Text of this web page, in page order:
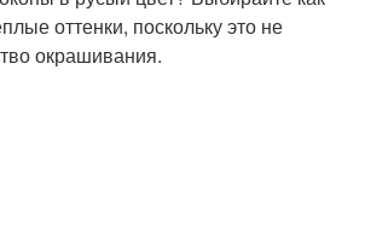
оттенки, поскольку это не
окрашивания.